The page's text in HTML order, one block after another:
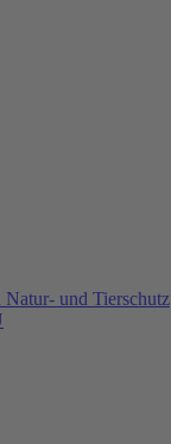
und Tierschutz